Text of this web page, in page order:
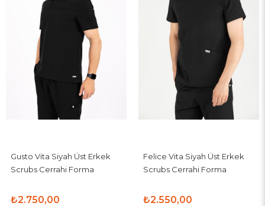
Gusto Vita Siyah Üst Erkek
Scrubs Cerrahi Forma
₺2.750,00
Felice Vita Siyah Üst Erkek
Scrubs Cerrahi Forma
₺2.550,00